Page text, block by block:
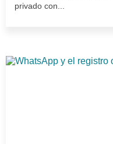
privado con...